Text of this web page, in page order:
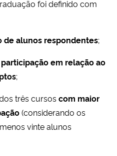
foi definido com
de alunos respondentes;
em relação ao
;
três cursoscom maior
(considerando os
vinte alunos